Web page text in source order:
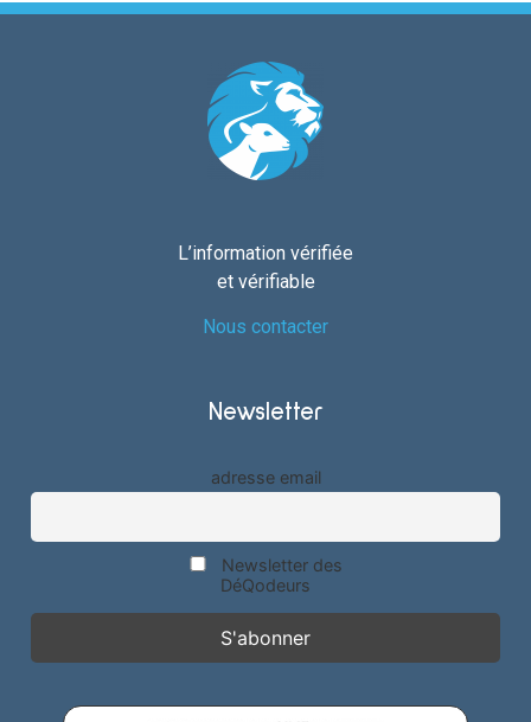
L’information vérifiée
et vérifiable
Nous contacter
Newsletter
adresse email
Newsletter des
DéQodeurs